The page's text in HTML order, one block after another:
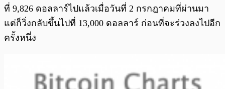
ที่ 9,826 ดอลลาร์ไปแล้วเมื่อวันที่ 2 กรกฎาคมที่ผ่านมา
แต่ก็วิ่งกลับขึ้นไปที่ 13,000 ดอลลาร์ ก่อนที่จะร่วงลงไปอีก
ครั้งหนึ่ง